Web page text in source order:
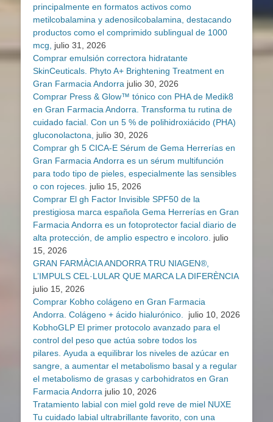
principalmente en formatos activos como
metilcobalamina y adenosilcobalamina, destacando
productos como el comprimido sublingual de 1000
mcg, julio 31, 2026
Comprar emulsión correctora hidratante
SkinCeuticals. Phyto A+ Brightening Treatment en
Gran Farmacia Andorra julio 30, 2026
Comprar Press & Glow™ tónico con PHA de Medik8
en Gran Farmacia Andorra. Transforma tu rutina de
cuidado facial. Con un 5 % de polihidroxiácido (PHA)
gluconolactona, julio 30, 2026
Comprar gh 5 CICA-E Sérum de Gema Herrerías en
Gran Farmacia Andorra es un sérum multifunción
para todo tipo de pieles, especialmente las sensibles
o con rojeces. julio 15, 2026
Comprar El gh Factor Invisible SPF50 de la
prestigiosa marca española Gema Herrerías en Gran
Farmacia Andorra es un fotoprotector facial diario de
alta protección, de amplio espectro e incoloro. julio
15, 2026
GRAN FARMÀCIA ANDORRA TRU NIAGEN®,
L’IMPULS CEL·LULAR QUE MARCA LA DIFERÈNCIA
julio 15, 2026
Comprar Kobho colágeno en Gran Farmacia
Andorra. Colágeno + ácido hialurónico.
julio 10, 2026
KobhoGLP El primer protocolo avanzado para el
control del peso que actúa sobre todos los
pilares. Ayuda a equilibrar los niveles de azúcar en
sangre, a aumentar el metabolismo basal y a regular
el metabolismo de grasas y carbohidratos en Gran
Farmacia Andorra julio 10, 2026
Tratamiento labial con miel gold reve de miel NUXE
Tu cuidado labial ultrabrillante favorito, con una